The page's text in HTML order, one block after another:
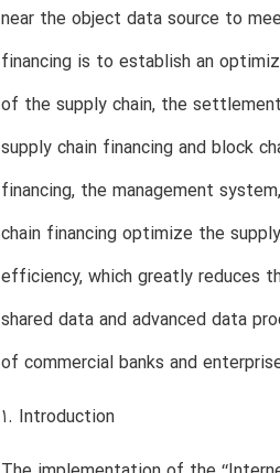
near the object data source to
financing is to establish an
of the supply chain, the
supply chain financing and block
financing, the management
chain financing optimize the
efficiency, which greatly reduces
shared data and advanced data
of commercial banks and
1. Introduction